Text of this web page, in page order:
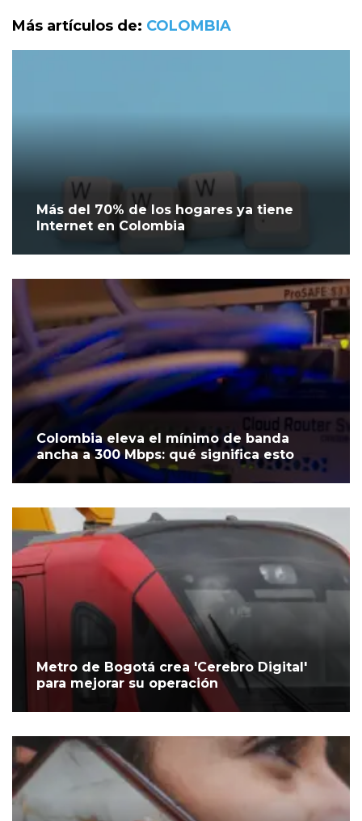
Más artículos de: COLOMBIA
Más del 70% de los hogares ya tiene
Internet en Colombia
Colombia eleva el mínimo de banda
ancha a 300 Mbps: qué significa esto
Metro de Bogotá crea 'Cerebro Digital'
para mejorar su operación